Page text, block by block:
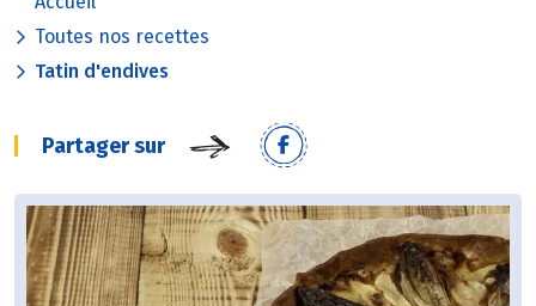
Toutes nos recettes
Tatin d'endives
Partager sur